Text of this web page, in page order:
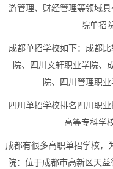
游管理、财经管理等领域
院单招
成都单招学校如下：成都
院、四川文轩职业学院、
院、四川管理职
四川单招学校排名四川职
高等专科学
成都有很多高职单招学校，
院：位于成都市高新区天